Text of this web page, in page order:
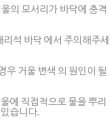
의 모서리가 바닥에 충격
석 바닥 에서 주의해주세
우 거울 변색 의 원인이 될
에 직접적으로 물을 뿌리
습니다.